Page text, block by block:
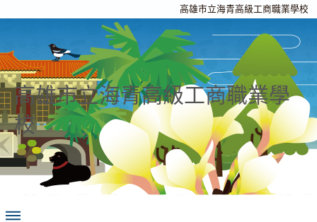
高雄市立海青高級工商職業學校
高雄市立海青高級工商職業學
校